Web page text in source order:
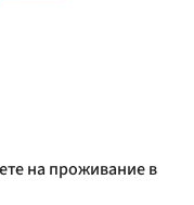
на проживание в